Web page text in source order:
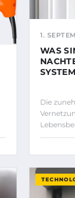
1.
WAS
Die